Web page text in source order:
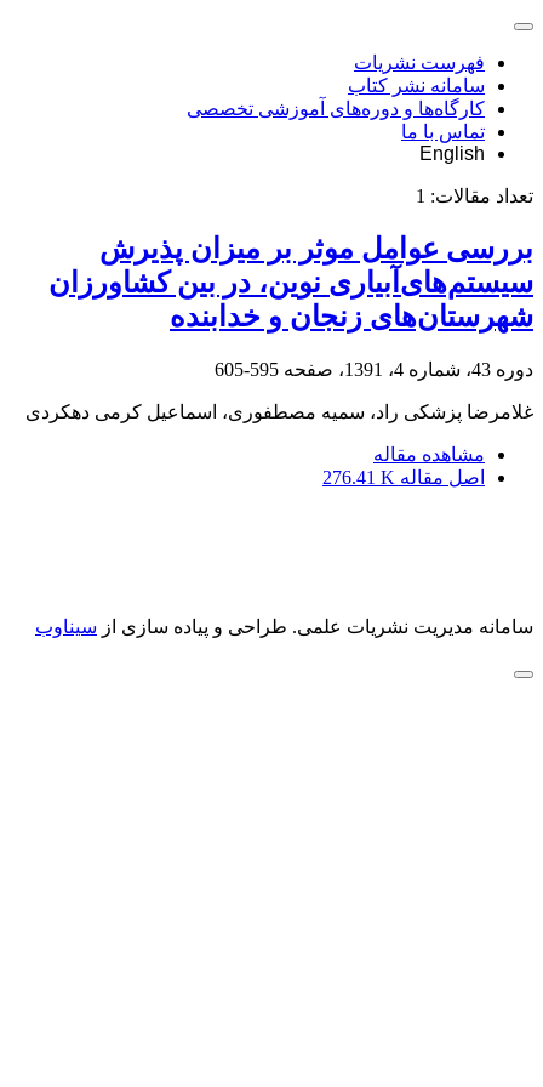
فهرست نشریات
سامانه نشر کتاب
کارگاه‌ها و دوره‌های آموزشی تخصصی
تماس با ما
English
تعداد مقالات: 1
بررسی عوامل موثر بر میزان پذیرش
سیستم‌های‌آبیاری نوین، در بین کشاورزان
شهرستان‌های زنجان و خدابنده
دوره 43، شماره 4، 1391، صفحه 595-605
غلامرضا پزشکی راد، سمیه مصطفوری، اسماعیل کرمی دهکردی
مشاهده مقاله
اصل مقاله 276.41 K
سامانه مدیریت نشریات علمی. طراحی و پیاده سازی از سیناوب